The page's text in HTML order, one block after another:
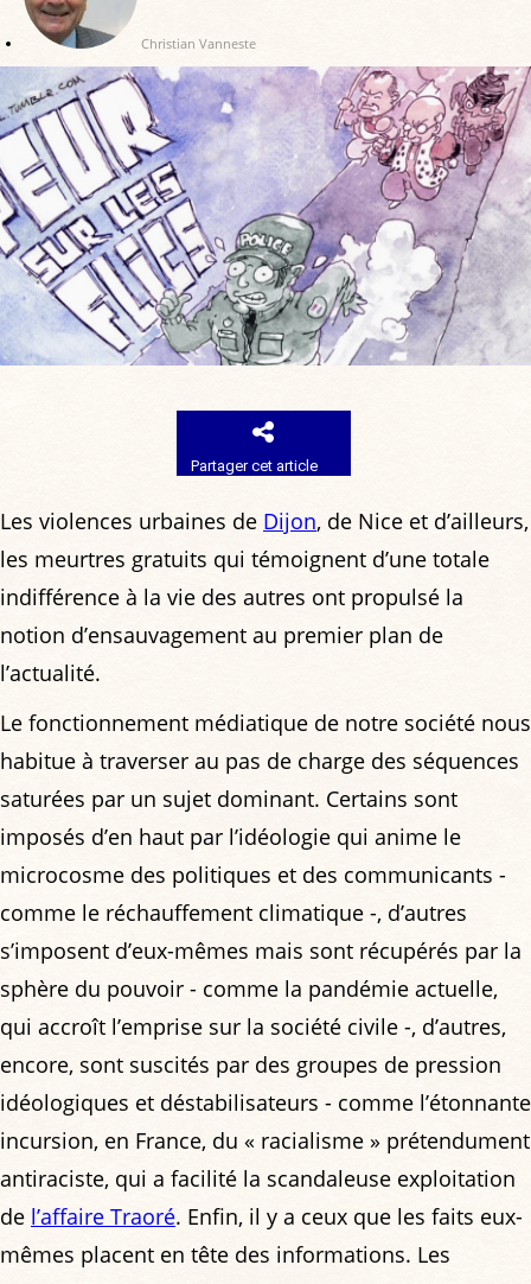
Christian Vanneste
Partager cet article
Les violences urbaines de Dijon, de Nice et d’ailleurs,
les meurtres gratuits qui témoignent d’une totale
indifférence à la vie des autres ont propulsé la
notion d’ensauvagement au premier plan de
l’actualité.
Le fonctionnement médiatique de notre société nous
habitue à traverser au pas de charge des séquences
saturées par un sujet dominant. Certains sont
imposés d’en haut par l’idéologie qui anime le
microcosme des politiques et des communicants -
comme le réchauffement climatique -, d’autres
s’imposent d’eux-mêmes mais sont récupérés par la
sphère du pouvoir - comme la pandémie actuelle,
qui accroît l’emprise sur la société civile -, d’autres,
encore, sont suscités par des groupes de pression
idéologiques et déstabilisateurs - comme l’étonnante
incursion, en France, du « racialisme » prétendument
antiraciste, qui a facilité la scandaleuse exploitation
de l’affaire Traoré. Enfin, il y a ceux que les faits eux-
mêmes placent en tête des informations. Les